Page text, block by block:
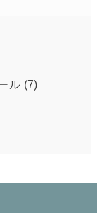
ル (7)